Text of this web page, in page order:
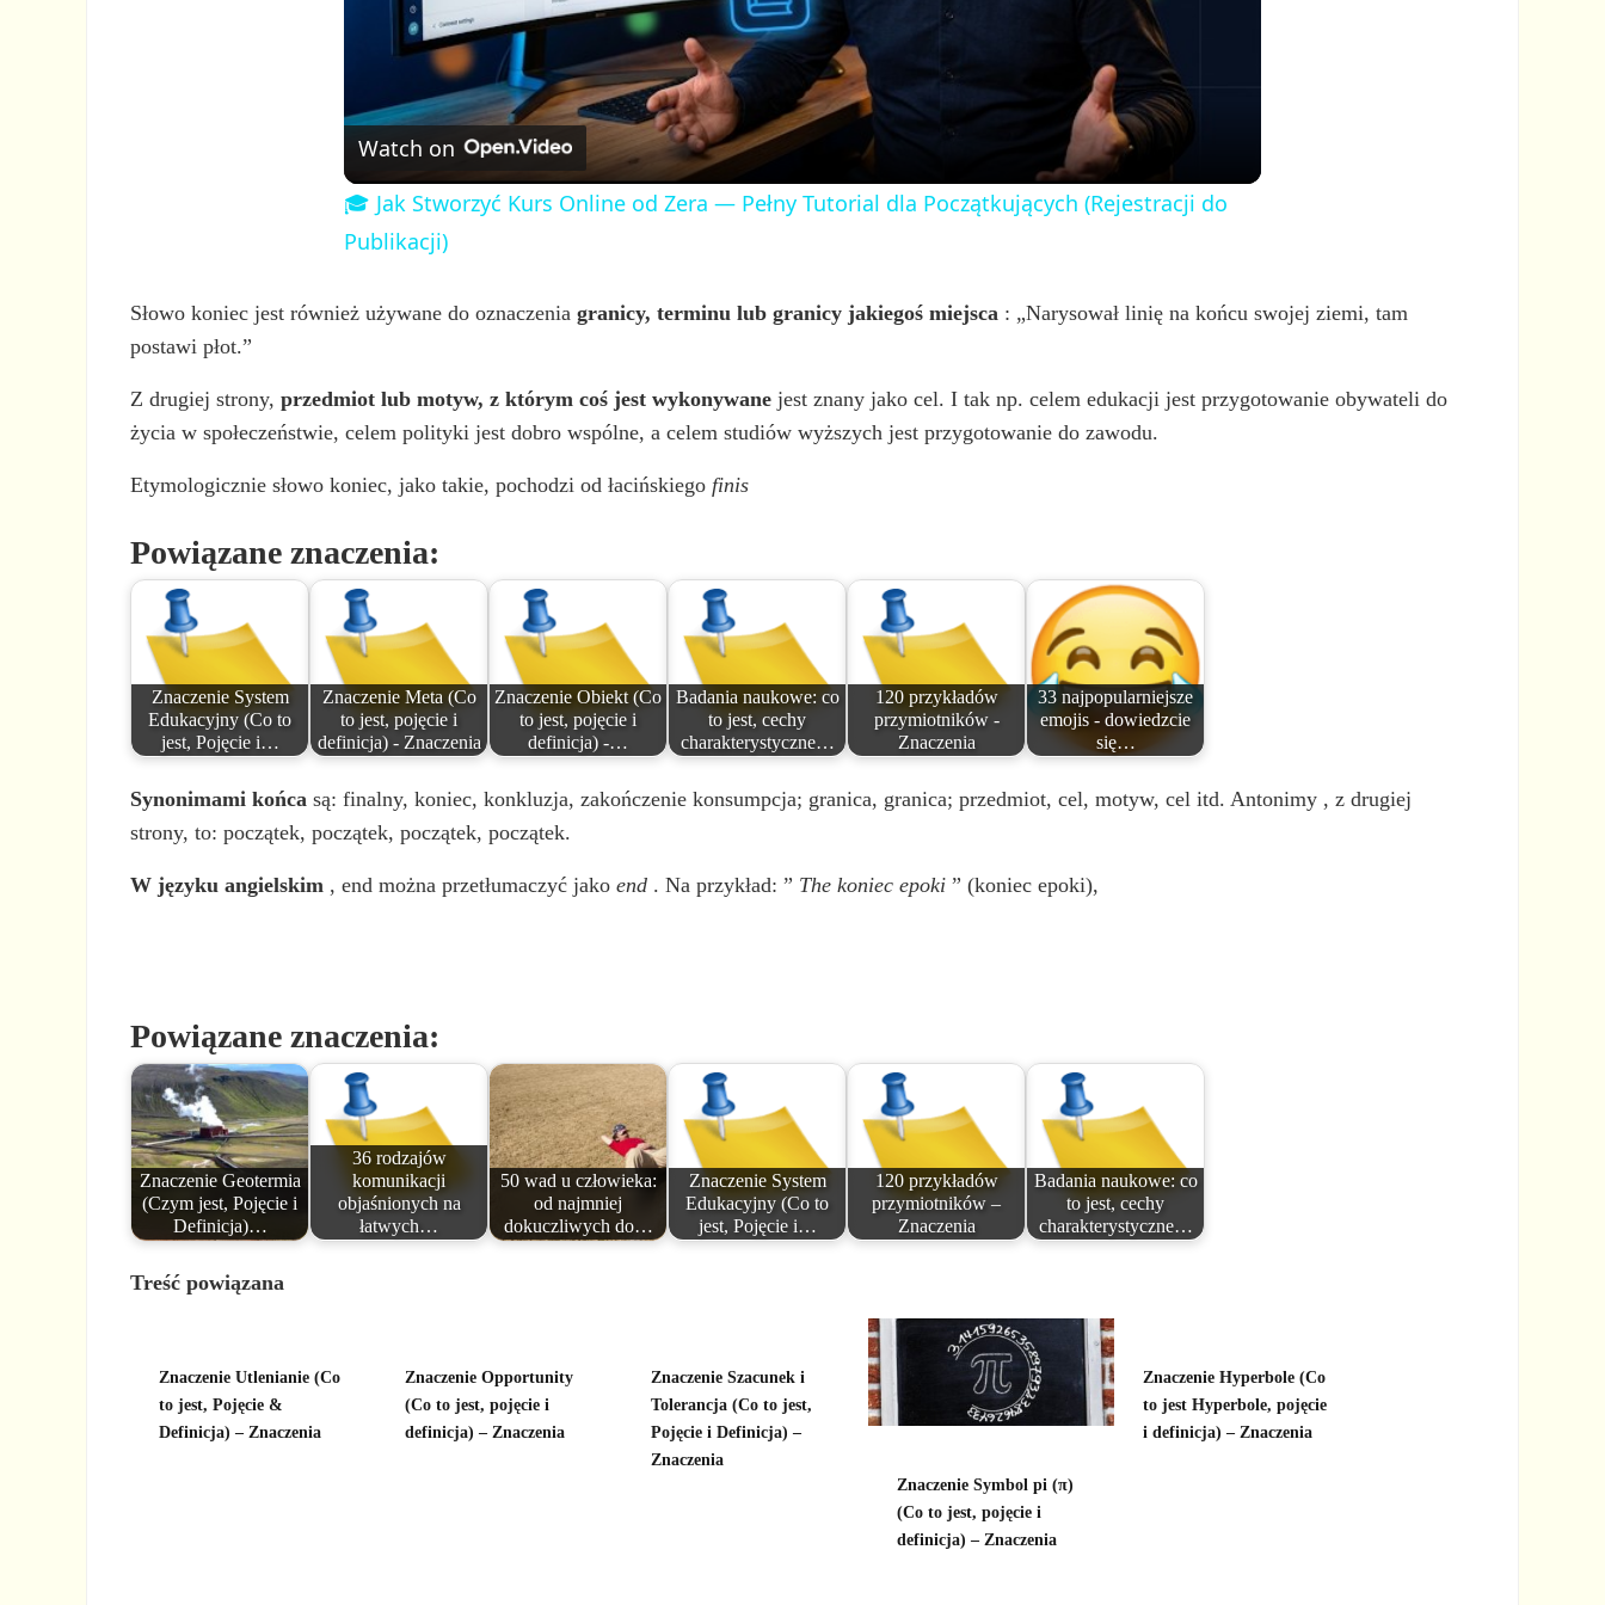
l
a
y
i
d
Watch on
🎓 Jak Stworzyć Kurs Online od Zera — Pełny Tutorial dla Początkujących (Rejestracji do
Publikacji)
Słowo koniec jest również używane do oznaczeniagranicy, terminu lub granicy jakiegoś miejsca : „Narysował linię na końcu swojej ziemi, tam
postawi płot.”
Z drugiej strony,przedmiot lub motyw, z którym coś jest wykonywane jest znany jako cel. I tak np. celem edukacji jest przygotowanie obywateli do
życia w społeczeństwie, celem polityki jest dobro wspólne, a celem studiów wyższych jest przygotowanie do zawodu.
Etymologicznie słowo koniec, jako takie, pochodzi od łacińskiego finis
Powiązane znaczenia:
Znaczenie System
Edukacyjny (Co to
jest, Pojęcie i…
Znaczenie Meta (Co
to jest, pojęcie i
definicja) - Znaczenia
Znaczenie Obiekt (Co
to jest, pojęcie i
definicja) -…
Badania naukowe: co
to jest, cechy
charakterystyczne…
120 przykładów
przymiotników -
Znaczenia
33 najpopularniejsze
emojis - dowiedzcie
się…
Synonimami końca są: finalny, koniec, konkluzja, zakończenie konsumpcja; granica, granica; przedmiot, cel, motyw, cel itd. Antonimy , z drugiej
strony, to: początek, początek, początek, początek.
W języku angielskim , end można przetłumaczyć jakoend . Na przykład: ” The koniec epoki ” (koniec epoki),
Powiązane znaczenia:
Znaczenie Geotermia
(Czym jest, Pojęcie i
Definicja)…
36 rodzajów
komunikacji
objaśnionych na
łatwych…
50 wad u człowieka:
od najmniej
dokuczliwych do…
Znaczenie System
Edukacyjny (Co to
jest, Pojęcie i…
120 przykładów
przymiotników –
Znaczenia
Badania naukowe: co
to jest, cechy
charakterystyczne…
Treść powiązana
Znaczenie Utlenianie (Co
to jest, Pojęcie &
Definicja) – Znaczenia
Znaczenie Opportunity
(Co to jest, pojęcie i
definicja) – Znaczenia
Znaczenie Szacunek i
Tolerancja (Co to jest,
Pojęcie i Definicja) –
Znaczenia
Znaczenie Symbol pi (π)
(Co to jest, pojęcie i
definicja) – Znaczenia
Znaczenie Hyperbole (Co
to jest Hyperbole, pojęcie
i definicja) – Znaczenia